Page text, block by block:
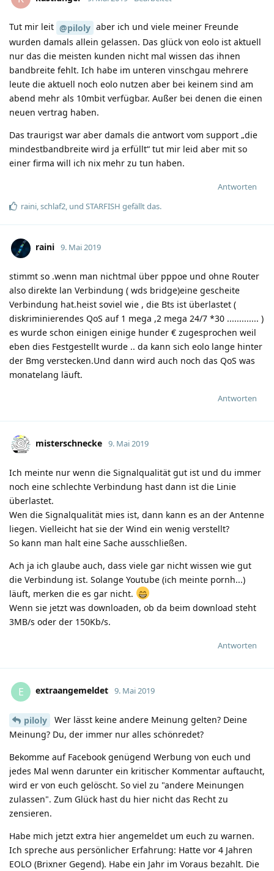
Tut mir leit @piloly aber ich und viele meiner Freunde
wurden damals allein gelassen. Das glück von eolo ist aktuell
nur das die meisten kunden nicht mal wissen das ihnen
bandbreite fehlt. Ich habe im unteren vinschgau mehrere
leute die aktuell noch eolo nutzen aber bei keinem sind am
abend mehr als 10mbit verfügbar. Außer bei denen die einen
neuen vertrag haben.
Das traurigst war aber damals die antwort vom support „die
mindestbandbreite wird ja erfüllt“ tut mir leid aber mit so
einer firma will ich nix mehr zu tun haben.
Antworten
raini schlaf2 , und STARFISH gefällt das.
raini 9. Mai 2019
stimmt so .wenn man nichtmal über pppoe und ohne Router
also direkte lan Verbindung ( wds bridge)eine gescheite
Verbindung hat.heist soviel wie , die Bts ist überlastet (
diskriminierendes QoS auf 1 mega ,2 mega 24/7 *30 ............. )
es wurde schon einigen einige hunder € zugesprochen weil
eben dies Festgestellt wurde .. da kann sich eolo lange hinter
der Bmg verstecken.Und dann wird auch noch das QoS was
monatelang läuft.
Antworten
misterschnecke 9. Mai 2019
Ich meinte nur wenn die Signalqualität gut ist und du immer
noch eine schlechte Verbindung hast dann ist die Linie
überlastet.
Wen die Signalqualität mies ist, dann kann es an der Antenne
liegen. Vielleicht hat sie der Wind ein wenig verstellt?
So kann man halt eine Sache ausschließen.
Ach ja ich glaube auch, dass viele gar nicht wissen wie gut
die Verbindung ist. Solange Youtube (ich meinte pornh...)
läuft, merken die es gar nicht.
Wenn sie jetzt was downloaden, ob da beim download steht
3MB/s oder der 150Kb/s.
Antworten
E extraangemeldet 9. Mai 2019
piloly
Wer lässt keine andere Meinung gelten? Deine
Meinung? Du, der immer nur alles schönredet?
Bekomme auf Facebook genügend Werbung von euch und
jedes Mal wenn darunter ein kritischer Kommentar auftaucht,
wird er von euch gelöscht. So viel zu "andere Meinungen
zulassen". Zum Glück hast du hier nicht das Recht zu
zensieren.
Habe mich jetzt extra hier angemeldet um euch zu warnen.
Ich spreche aus persönlicher Erfahrung: Hatte vor 4 Jahren
EOLO (Brixner Gegend). Habe ein Jahr im Voraus bezahlt. Die